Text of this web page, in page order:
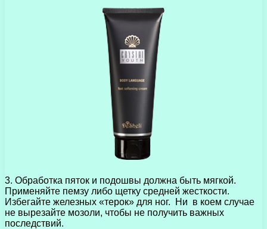
3. Обработка пяток и подошвы должна быть мягкой.
Применяйте пемзу либо щетку средней жесткости.
Избегайте железных «терок» для ног. Ни в коем случае
не вырезайте мозоли, чтобы не получить важных
последствий.